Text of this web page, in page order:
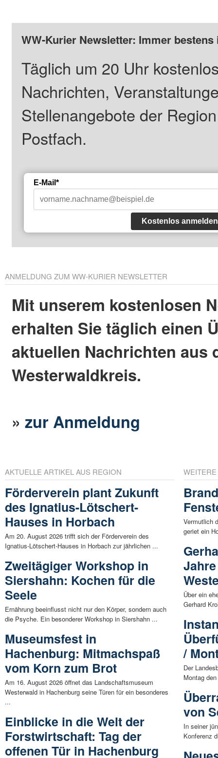
WW-Kurier Newsletter: Immer
Täglich um 20 Uhr
Nachrichten,
Stellenangebote der
Postfach.
E-Mail*
Kostenlos anmelden
ANMELDUNG ZUM WW-KURIER NEWSLETTER
Mit unserem kostenlosen
erhalten Sie täglich einen
aktuellen Nachrichten aus
Westerwaldkreis.
»zur Anmeldung
AKTUELLE ARTIKEL AUS REGION
Förderverein plant Zukunft
des Ignatius-Lötschert-
Hauses in Horbach
Am 20. August 2026 trifft sich der Förderverein des
Ignatius-Lötschert-Hauses in Horbach zur jährlichen ...
Zweitägiger Workshop in
Siershahn: Kochen für die
Seele
Ernährung beeinflusst nicht nur den Körper, sondern auch
die Psyche. Ein besonderer Workshop in Siershahn ...
Museumsfest in
Hachenburg: Mitmachspaß
vom Korn zum Brot
Am 16. August 2026 öffnet das Landschaftsmuseum
Westerwald in Hachenburg seine Türen für ein besonderes
...
Einblicke in die Welt der
Forstwirtschaft: Tag der
offenen Tür in Hachenburg
Vermutlich
geriet ein
Über ein
Gerhard
/
Der
Montag
von
In seiner
Konferenz